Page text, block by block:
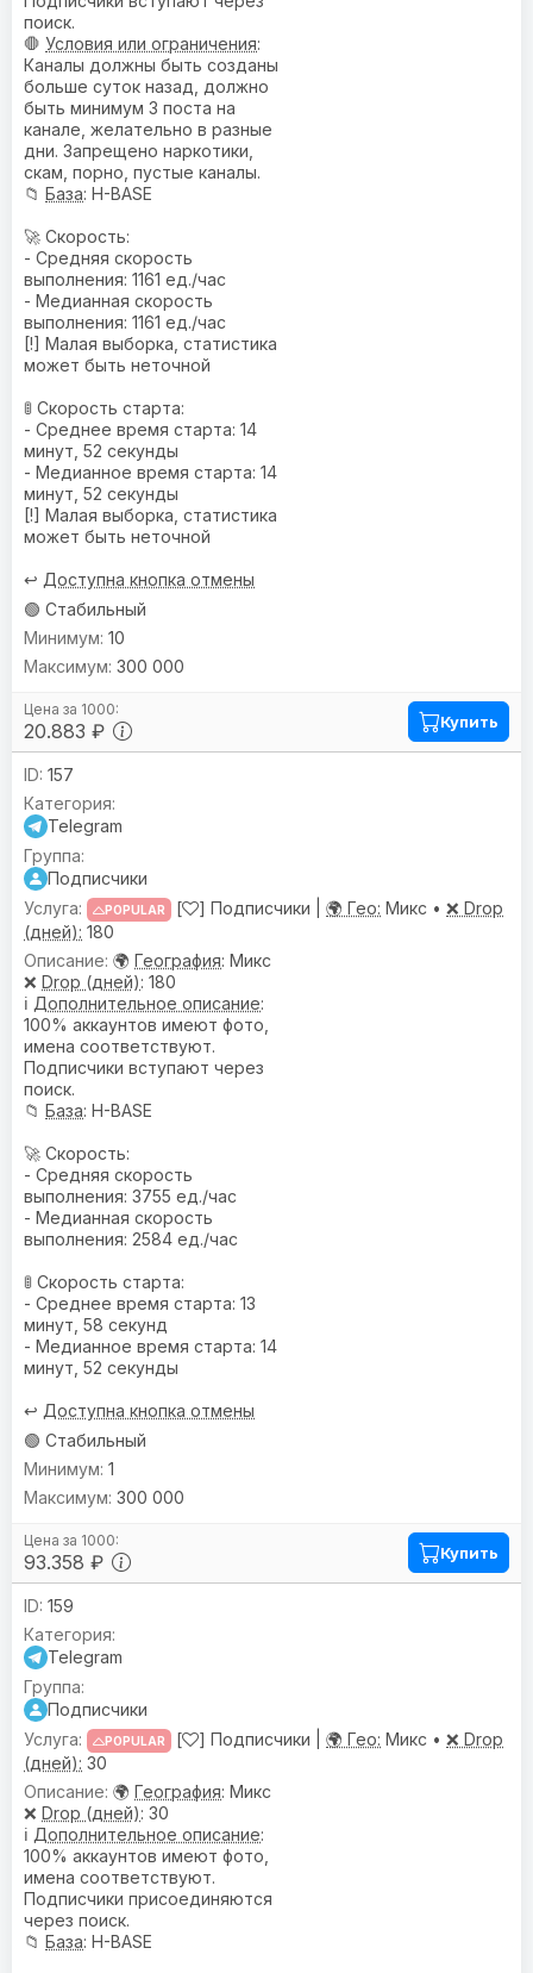
поиск.
🛑 Условия или ограничения:
Каналы должны быть созданы
больше суток назад, должно
быть минимум 3 поста на
канале, желательно в разные
дни. Запрещено наркотики,
скам, порно, пустые каналы.
📁 База: H-BASE
🚀 Скорость:
- Средняя скорость
выполнения: 1161 ед./час
- Медианная скорость
выполнения: 1161 ед./час
[!] Малая выборка, статистика
может быть неточной
🚦 Скорость старта:
- Среднее время старта: 14
минут, 52 секунды
- Медианное время старта: 14
минут, 52 секунды
[!] Малая выборка, статистика
может быть неточной
↩️ Доступна кнопка отмены
🟢 Стабильный
20.883 ₽
10
300 000
Купить
157
Telegram
Подписчики
POPULAR [ ] Подписчики | 🌍 Гео: Микс • ❌ Drop
(дней): 180
🌍 География: Микс
❌ Drop (дней): 180
ℹ️ Дополнительное описание:
100% аккаунтов имеют фото,
имена соответствуют.
Подписчики вступают через
поиск.
📁 База: H-BASE
🚀 Скорость:
- Средняя скорость
выполнения: 3755 ед./час
- Медианная скорость
выполнения: 2584 ед./час
🚦 Скорость старта:
- Среднее время старта: 13
минут, 58 секунд
- Медианное время старта: 14
минут, 52 секунды
↩️ Доступна кнопка отмены
🟢 Стабильный
93.358 ₽
1
300 000
Купить
159
Telegram
Подписчики
POPULAR [ ] Подписчики | 🌍 Гео: Микс • ❌ Drop
(дней): 30
🌍 География: Микс
❌ Drop (дней): 30
ℹ️ Дополнительное описание:
100% аккаунтов имеют фото,
имена соответствуют.
Подписчики присоединяются
через поиск.
📁 База: H-BASE